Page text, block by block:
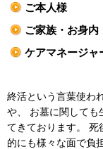
ご本人様
ご家族・お身内
ケアマネージャ
終活という言葉使わ
や、 お墓に関しても
てきております。 死
的にも様々な面で負